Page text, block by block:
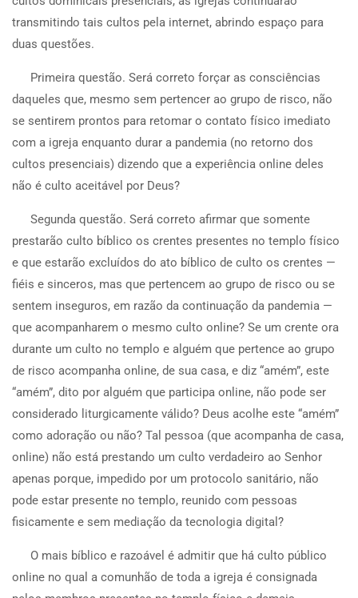
transmitindo tais cultos pela internet, abrindo espaço para
duas questões.
Primeira questão. Será correto forçar as consciências
daqueles que, mesmo sem pertencer ao grupo de risco, não
se sentirem prontos para retomar o contato físico imediato
com a igreja enquanto durar a pandemia (no retorno dos
cultos presenciais) dizendo que a experiência online deles
não é culto aceitável por Deus?
Segunda questão. Será correto afirmar que somente
prestarão culto bíblico os crentes presentes no templo físico
e que estarão excluídos do ato bíblico de culto os crentes —
fiéis e sinceros, mas que pertencem ao grupo de risco ou se
sentem inseguros, em razão da continuação da pandemia —
que acompanharem o mesmo culto online? Se um crente ora
durante um culto no templo e alguém que pertence ao grupo
de risco acompanha online, de sua casa, e diz “amém”, este
“amém”, dito por alguém que participa online, não pode ser
considerado liturgicamente válido? Deus acolhe este “amém”
como adoração ou não? Tal pessoa (que acompanha de casa,
online) não está prestando um culto verdadeiro ao Senhor
apenas porque, impedido por um protocolo sanitário, não
pode estar presente no templo, reunido com pessoas
fisicamente e sem mediação da tecnologia digital?
O mais bíblico e razoável é admitir que há culto público
online no qual a comunhão de toda a igreja é consignada